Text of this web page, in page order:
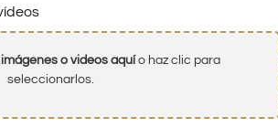
o videos aquío haz clic para
seleccionarlos.